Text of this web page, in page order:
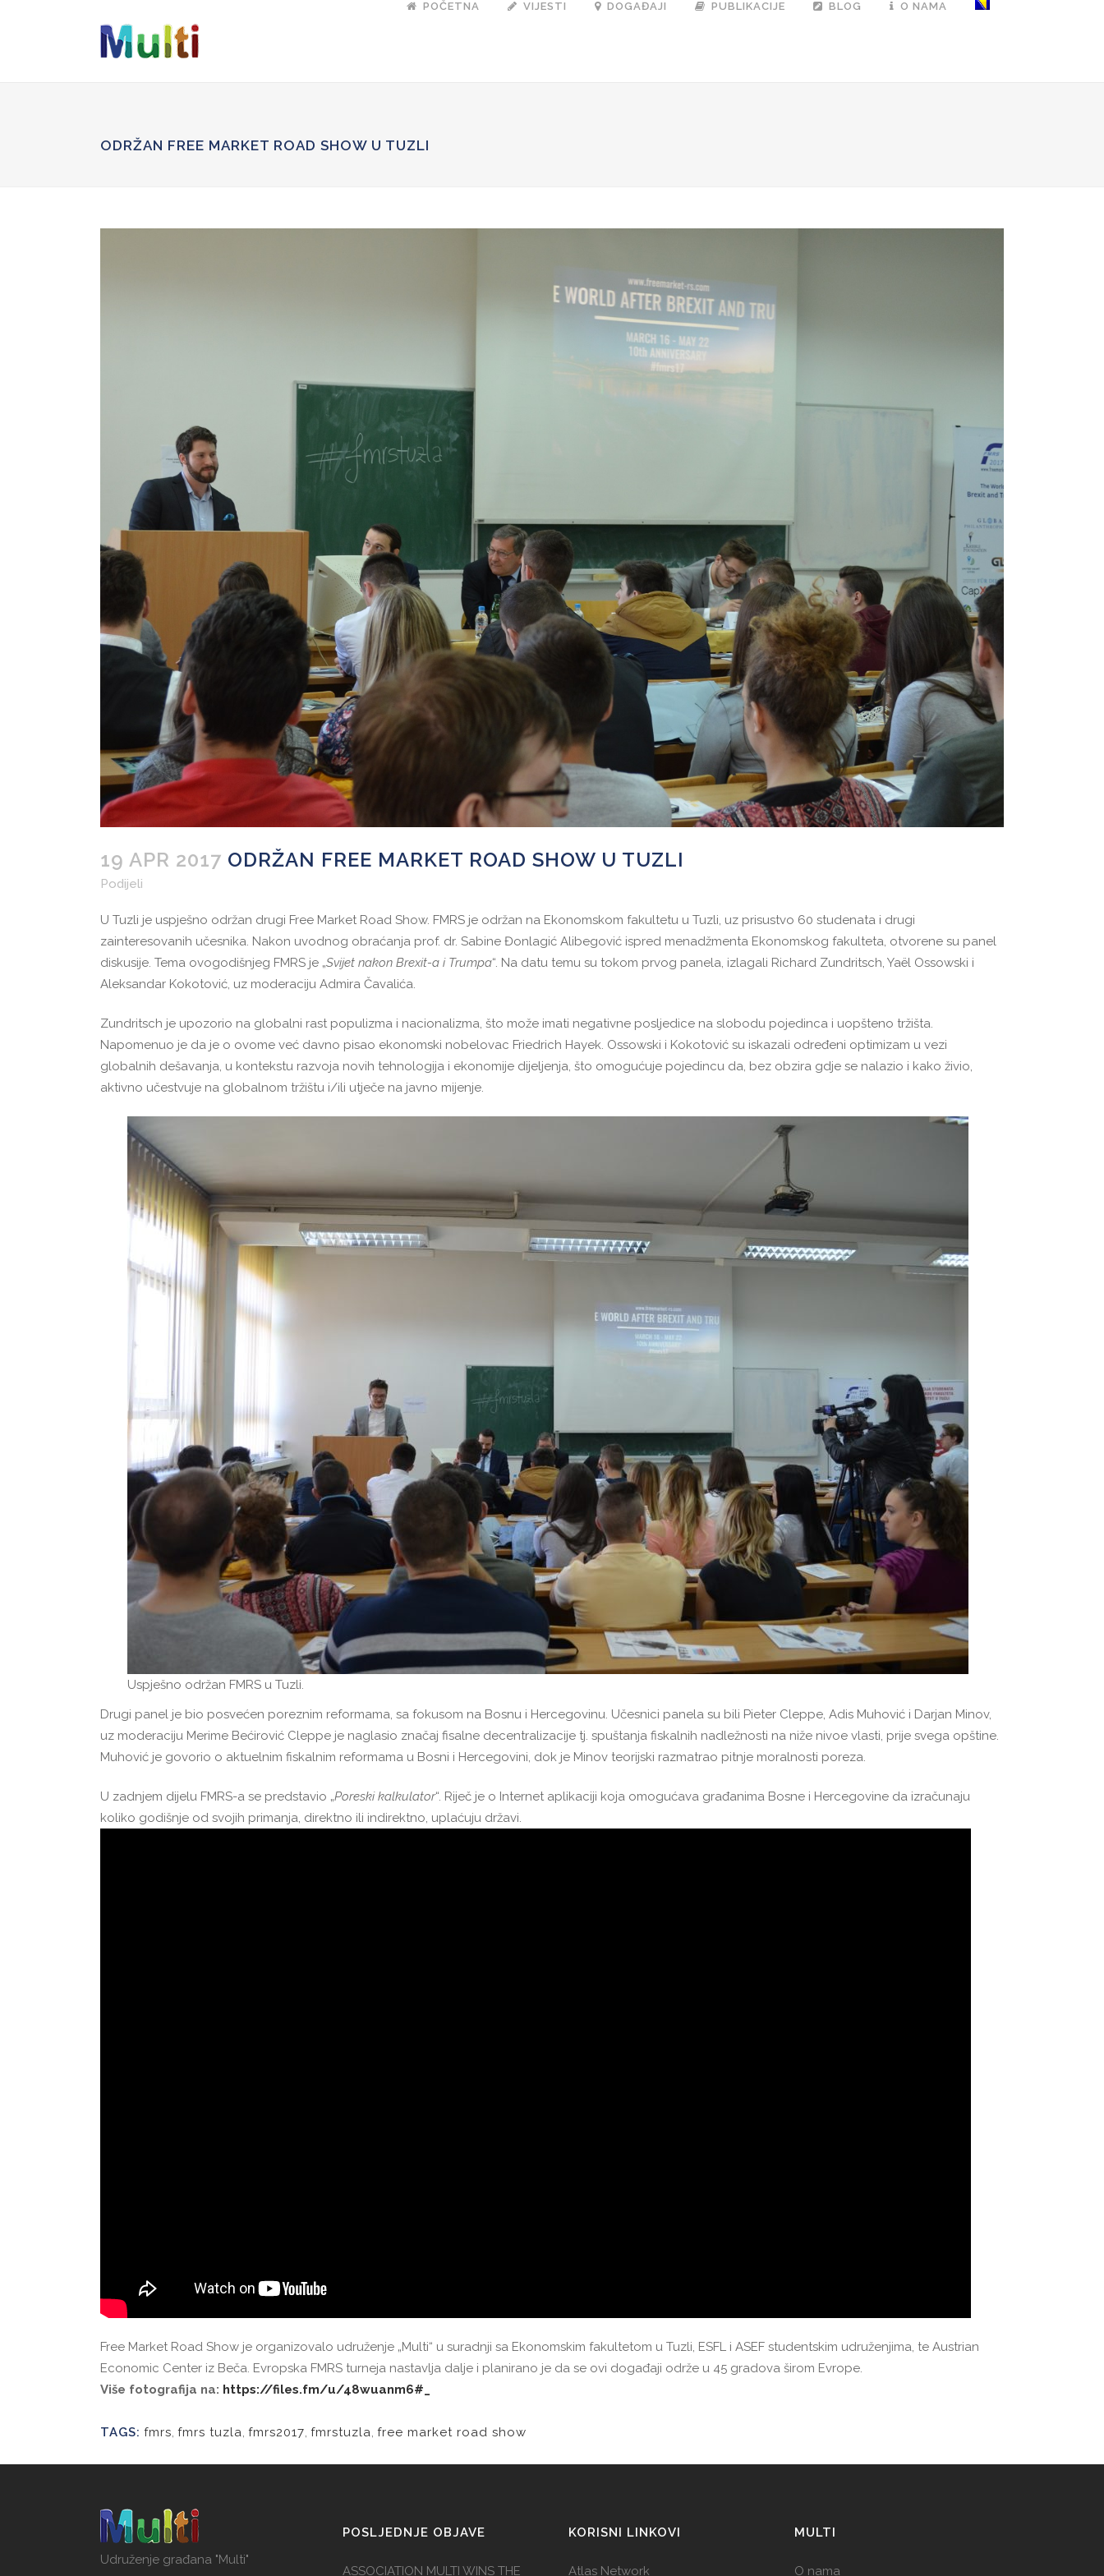
wp_enqueue_script('google-recaptcha', 'https://www.google.com/recaptcha/api.js');
POČETNA VIJESTI DOGAĐAJI PUBLIKACIJE BLOG O NAMA
ODRŽAN FREE MARKET ROAD SHOW U TUZLI
19 APR 2017 ODRŽAN FREE MARKET ROAD SHOW U TUZLI
Podijeli
U Tuzli je uspješno održan drugi Free Market Road Show. FMRS je održan na Ekonomskom fakultetu u Tuzli, uz prisustvo 60 studenata i drugi
zainteresovanih učesnika. Nakon uvodnog obraćanja prof. dr. Sabine Đonlagić Alibegović ispred menadžmenta Ekonomskog fakulteta, otvorene su panel
diskusije. Tema ovogodišnjeg FMRS je „Svijet nakon Brexit-a i Trumpa“. Na datu temu su tokom prvog panela, izlagali Richard Zundritsch, Yaël Ossowski i
Aleksandar Kokotović, uz moderaciju Admira Čavalića.
Zundritsch je upozorio na globalni rast populizma i nacionalizma, što može imati negativne posljedice na slobodu pojedinca i uopšteno tržišta.
Napomenuo je da je o ovome već davno pisao ekonomski nobelovac Friedrich Hayek. Ossowski i Kokotović su iskazali određeni optimizam u vezi
globalnih dešavanja, u kontekstu razvoja novih tehnologija i ekonomije dijeljenja, što omogućuje pojedincu da, bez obzira gdje se nalazio i kako živio,
aktivno učestvuje na globalnom tržištu i/ili utječe na javno mijenje.
Uspješno održan FMRS u Tuzli.
Drugi panel je bio posvećen poreznim reformama, sa fokusom na Bosnu i Hercegovinu. Učesnici panela su bili Pieter Cleppe, Adis Muhović i Darjan Minov,
uz moderaciju Merime Bećirović Cleppe je naglasio značaj fisalne decentralizacije tj. spuštanja fiskalnih nadležnosti na niže nivoe vlasti, prije svega opštine.
Muhović je govorio o aktuelnim fiskalnim reformama u Bosni i Hercegovini, dok je Minov teorijski razmatrao pitnje moralnosti poreza.
U zadnjem dijelu FMRS-a se predstavio „Poreski kalkulator“. Riječ je o Internet aplikaciji koja omogućava građanima Bosne i Hercegovine da izračunaju
koliko godišnje od svojih primanja, direktno ili indirektno, uplaćuju državi.
Free Market Road Show je organizovalo udruženje „Multi“ u suradnji sa Ekonomskim fakultetom u Tuzli, ESFL i ASEF studentskim udruženjima, te Austrian
Economic Center iz Beča. Evropska FMRS turneja nastavlja dalje i planirano je da se ovi događaji održe u 45 gradova širom Evrope.
Više fotografija na: https://files.fm/u/48wuanm6#_
TAGS: fmrs, fmrs tuzla, fmrs2017, fmrstuzla, free market road show
Udruženje građana "Multi"
POSLJEDNJE OBJAVE
ASSOCIATION MULTI WINS THE
KORISNI LINKOVI
Atlas Network
MULTI
O nama